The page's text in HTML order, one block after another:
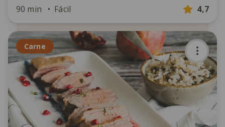
90 min Fácil 4,7
Carne